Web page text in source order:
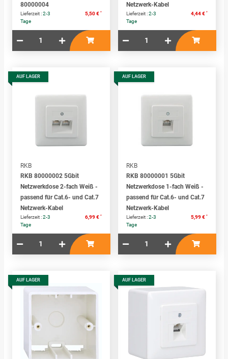
80000004
Lieferzeit :2-3
Tage
5,50 € *
Netzwerk-Kabel
Lieferzeit :2-3
Tage
4,44 € *
AUF LAGER
RKB
RKB 80000002 5Gbit
Netzwerkdose 2-fach Weiß -
passend für Cat.6- und Cat.7
Netzwerk-Kabel
Lieferzeit :2-3
Tage
6,99 € *
AUF LAGER
RKB
RKB 80000001 5Gbit
Netzwerkdose 1-fach Weiß -
passend für Cat.6- und Cat.7
Netzwerk-Kabel
Lieferzeit :2-3
Tage
5,99 € *
AUF LAGER AUF LAGER